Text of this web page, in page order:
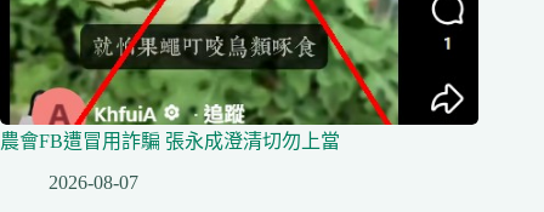
農會FB遭冒用詐騙 張永成澄清切勿上當
2026-08-07